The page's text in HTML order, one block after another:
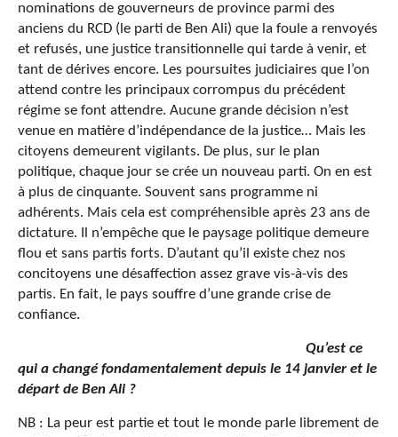
nominations de gouverneurs de province parmi des
anciens du RCD (le parti de Ben Ali) que la foule a renvoyés
et refusés, une justice transitionnelle qui tarde à venir, et
tant de dérives encore. Les poursuites judiciaires que l’on
attend contre les principaux corrompus du précédent
régime se font attendre. Aucune grande décision n’est
venue en matière d’indépendance de la justice… Mais les
citoyens demeurent vigilants. De plus, sur le plan
politique, chaque jour se crée un nouveau parti. On en est
à plus de cinquante. Souvent sans programme ni
adhérents. Mais cela est compréhensible après 23 ans de
dictature. Il n’empêche que le paysage politique demeure
flou et sans partis forts. D’autant qu’il existe chez nos
concitoyens une désaffection assez grave vis-à-vis des
partis. En fait, le pays souffre d’une grande crise de
confiance.
Qu’est ce
qui a changé fondamentalement depuis le 14 janvier et le
départ de Ben Ali ?
NB : La peur est partie et tout le monde parle librement de